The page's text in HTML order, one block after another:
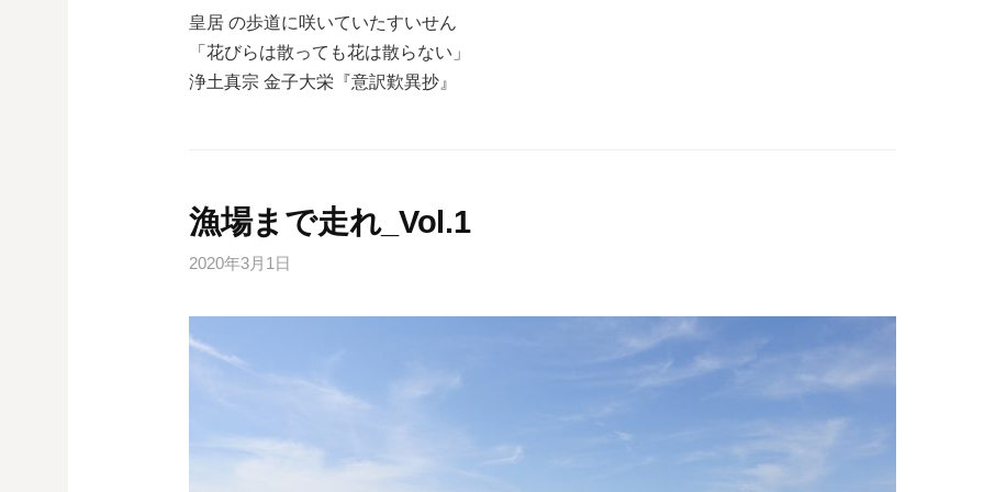
皇居 の歩道に咲いていたすいせん
「花びらは散っても花は散らない」
浄土真宗 金子大栄『意訳歎異抄』
漁場まで走れ_Vol.1
2020年3月1日